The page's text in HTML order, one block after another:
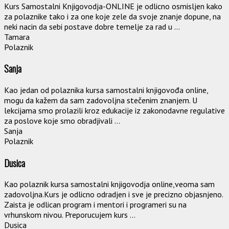
Kurs Samostalni Knjigovodja-ONLINE je odlicno osmisljen kako
za polaznike tako i za one koje zele da svoje znanje dopune, na
neki nacin da sebi postave dobre temelje za rad u ...
Tamara
Polaznik
Sanja
Kao jedan od polaznika kursa samostalni knjigovođa online,
mogu da kažem da sam zadovoljna stečenim znanjem. U
lekcijama smo prolazili kroz edukacije iz zakonodavne regulative
za poslove koje smo obradjivali ...
Sanja
Polaznik
Dusica
Kao polaznik kursa samostalni knjigovodja online,veoma sam
zadovoljna.Kurs je odlicno odradjen i sve je precizno objasnjeno.
Zaista je odlican program i mentori i programeri su na
vrhunskom nivou. Preporucujem kurs ...
Dusica